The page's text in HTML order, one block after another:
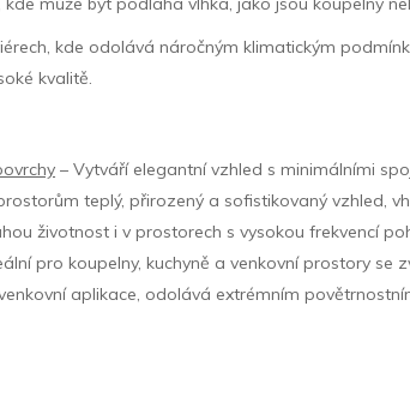
kde odolává náročným klimatickým
kvalitě.
– Vytváří elegantní vzhled s minimálními
teplý, přirozený a sofistikovaný vzhled,
životnost i v prostorech s vysokou frekvencí
pro koupelny, kuchyně a venkovní prostory se
aplikace, odolává extrémním